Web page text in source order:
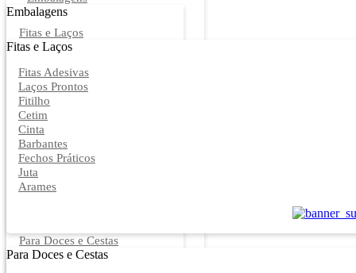
Embalagens
Fitas e Laços
Fitas e Laços
Fitas Adesivas
Laços Prontos
Fitilho
Cetim
Cinta
Barbantes
Fechos Práticos
Juta
Arames
Para Doces e Cestas
Para Doces e Cestas